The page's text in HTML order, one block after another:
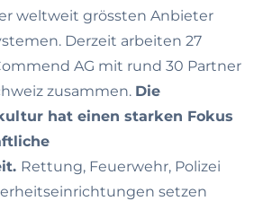
weltweit grössten Anbieter
Derzeit arbeiten 27
AG mit rund 30 Partner
zusammen. Die
hat einen starken Fokus
Rettung, Feuerwehr, Polizei
setzen